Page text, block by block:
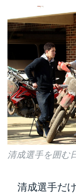
清成選手を囲む
清成選手だ